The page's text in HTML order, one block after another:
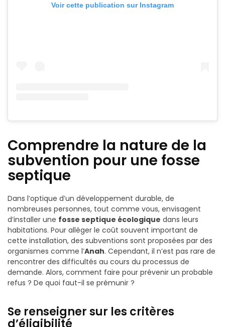
Voir cette publication sur Instagram
Comprendre la nature de la
subvention pour une fosse
septique
Dans l’optique d’un développement durable, de
nombreuses personnes, tout comme vous, envisagent
d’installer une fosse septique écologique dans leurs
habitations. Pour alléger le coût souvent important de
cette installation, des subventions sont proposées par des
organismes comme l’Anah. Cependant, il n’est pas rare de
rencontrer des difficultés au cours du processus de
demande. Alors, comment faire pour prévenir un probable
refus ? De quoi faut-il se prémunir ?
Se renseigner sur les critères